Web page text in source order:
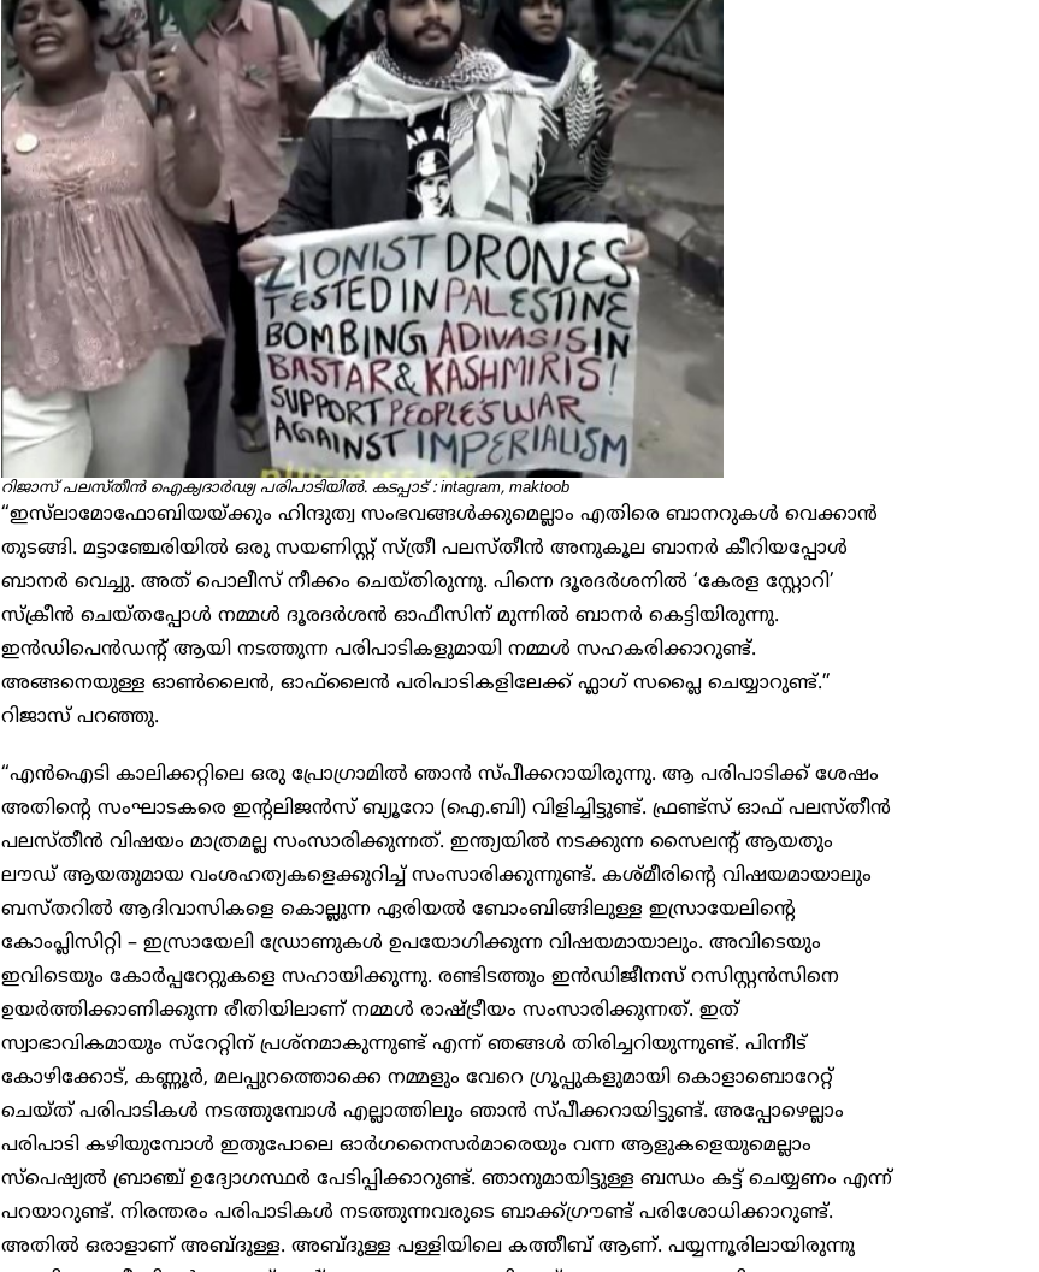
റിജാസ് പലസ്തീൻ ഐക്യദാർഢ്യ പരിപാടിയിൽ. കടപ്പാട് : intagram, maktoob
“ഇസ്‌ലാമോഫോബിയയ്ക്കും ഹിന്ദുത്വ സംഭവങ്ങൾക്കുമെല്ലാം എതിരെ ബാനറുകൾ വെക്കാൻ
തുടങ്ങി. മട്ടാഞ്ചേരിയിൽ ഒരു സയണിസ്റ്റ് സ്ത്രീ പലസ്തീൻ അനുകൂല ബാനർ കീറിയപ്പോൾ
ബാനർ വെച്ചു. അത് പൊലീസ് നീക്കം ചെയ്തിരുന്നു. പിന്നെ ദൂരദർശനിൽ ‘കേരള സ്റ്റോറി’
സ്‌ക്രീൻ ചെയ്തപ്പോൾ നമ്മൾ ദൂരദർശൻ ഓഫീസിന് മുന്നിൽ ബാനർ കെട്ടിയിരുന്നു.
ഇൻഡിപെൻഡന്റ് ആയി നടത്തുന്ന പരിപാടികളുമായി നമ്മൾ സഹകരിക്കാറുണ്ട്.
അങ്ങനെയുള്ള ഓൺലൈൻ, ഓഫ്‌ലൈൻ പരിപാടികളിലേക്ക് ഫ്ലാഗ് സപ്ലൈ ചെയ്യാറുണ്ട്.”
റിജാസ് പറ‍ഞ്ഞു.
“എൻഐടി കാലിക്കറ്റിലെ ഒരു പ്രോഗ്രാമിൽ ഞാൻ സ്പീക്കറായിരുന്നു. ആ പരിപാടിക്ക് ശേഷം
അതിന്റെ സംഘാടകരെ ഇന്റലിജൻസ് ബ്യൂറോ (ഐ.ബി) വിളിച്ചിട്ടുണ്ട്. ഫ്രണ്ട്‌സ് ഓഫ് പലസ്തീൻ
പലസ്തീൻ വിഷയം മാത്രമല്ല സംസാരിക്കുന്നത്. ഇന്ത്യയിൽ നടക്കുന്ന സൈലന്റ് ആയതും
ലൗഡ് ആയതുമായ വംശഹത്യകളെക്കുറിച്ച് സംസാരിക്കുന്നുണ്ട്. കശ്മീരിന്റെ വിഷയമായാലും
ബസ്തറിൽ ആദിവാസികളെ കൊല്ലുന്ന ഏരിയൽ ബോംബിങ്ങിലുള്ള ഇസ്രായേലിന്റെ
കോംപ്ലിസിറ്റി – ഇസ്രായേലി ഡ്രോണുകൾ ഉപയോഗിക്കുന്ന വിഷയമായാലും. അവിടെയും
ഇവിടെയും കോർപ്പറേറ്റുകളെ സഹായിക്കുന്നു. രണ്ടിടത്തും ഇൻഡിജീനസ് റസിസ്റ്റൻസിനെ
ഉയർത്തിക്കാണിക്കുന്ന രീതിയിലാണ് നമ്മൾ രാഷ്ട്രീയം സംസാരിക്കുന്നത്. ഇത്
സ്വാഭാവികമായും സ്‌റേറ്റിന് പ്രശ്‌നമാകുന്നുണ്ട് എന്ന് ‌‍‍‍ഞങ്ങൾ തിരിച്ചറിയുന്നുണ്ട്. പിന്നീട്
കോഴിക്കോട്, കണ്ണൂർ, മലപ്പുറത്തൊക്കെ നമ്മളും വേറെ ഗ്രൂപ്പുകളുമായി കൊളാബൊറേറ്റ്
ചെയ്ത് പരിപാടികൾ നടത്തുമ്പോൾ എല്ലാത്തിലും ഞാൻ സ്പീക്കറായിട്ടുണ്ട്. അപ്പോഴെല്ലാം
പരിപാടി കഴിയുമ്പോൾ ഇതുപോലെ ഓർഗനൈസർമാരെയും വന്ന ആളുകളെയുമെല്ലാം
സ്‌പെഷ്യൽ ബ്രാഞ്ച് ഉദ്യോഗസ്ഥർ പേടിപ്പിക്കാറുണ്ട്. ഞാനുമായിട്ടുള്ള ബന്ധം കട്ട് ചെയ്യണം എന്ന്
പറയാറുണ്ട്. നിരന്തരം പരിപാടികൾ നടത്തുന്നവരുടെ ബാക്ക്ഗ്രൗണ്ട് പരിശോധിക്കാറുണ്ട്.
അതിൽ ഒരാളാണ് അബ്ദുള്ള. അബ്ദുള്ള പള്ളിയിലെ കത്തീബ് ആണ്. പയ്യന്നൂരിലായിരുന്നു